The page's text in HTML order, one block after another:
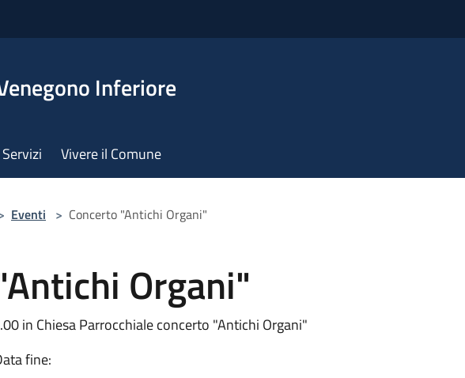
Inferiore
Servizi Vivere il Comune
Eventi > Concerto "Antichi Organi"
Organi"
in Chiesa Parrocchiale concerto "Antichi Organi"
fine: